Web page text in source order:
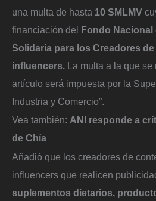
una multa de hasta 10 SMLMV
financiación del Fondo
Solidaria para los Creadores
influencers. La multa a la que se
artículo será impuesta por la
Industria y Comercio”.
Vea también: ANI responde a
de Chía
Añadió que los creadores de
influencers que realicen
suplementos dietarios,